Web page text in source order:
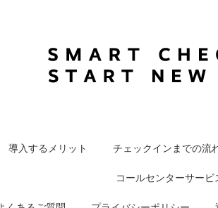
導入するメリット チェックインまでの流
コールセンターサービ